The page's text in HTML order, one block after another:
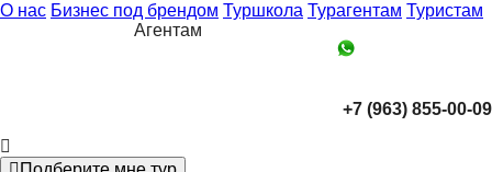
О нас Бизнес под брендом Туршкола Турагентам Туристам
Агентам
+7 (963) 855-00-09